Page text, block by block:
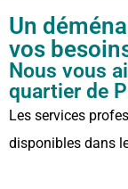
Un
vos
Nous vous
quartier de
Les services
disponibles dans